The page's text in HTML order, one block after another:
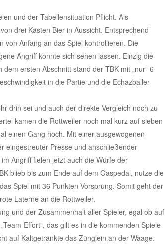
und der Tabellensituation Pflicht. Als
drei Kästen Bier in Aussicht. Entsprechend
von Anfang an das Spiel kontrollieren. Die
Angriff konnte sich sehen lassen. Einzig die
ersten Abschnitt stand der TBK mit „nur“ 6
in die Partie und die Echazballer
drin sei und auch der direkte Vergleich noch zu
kamen die Rottweiler noch mal kurz auf sieben
einen Gang hoch. Mit einer ausgewogenen
eingestreuter Presse und anschließender
Angriff fielen jetzt auch die Würfe der
blieb bis zum Ende auf dem Gaspedal, nutze die
Spiel mit 36 Punkten Vorsprung. Somit geht der
Laterne an die Rottweiler.
und der Zusammenhalt aller Spieler, egal ob auf
Effort“, das gilt es in die kommenden Spiele
auf Kaltgetränkte das Zünglein an der Waage.